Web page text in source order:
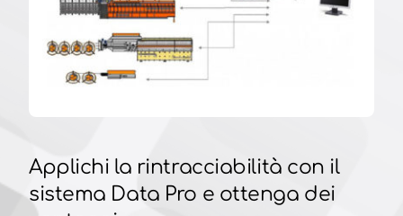
Applichi la rintracciabilità con il
sistema Data Pro e ottenga dei